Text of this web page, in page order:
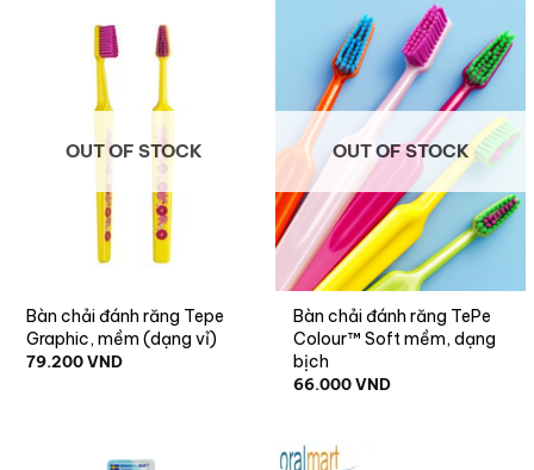
OUT OF STOCK
Bàn chải đánh răng Tepe
Graphic, mềm (dạng vỉ)
79.200VND
OUT OF STOCK
Bàn chải đánh răng TePe
Colour™ Soft mềm, dạng
bịch
66.000VND